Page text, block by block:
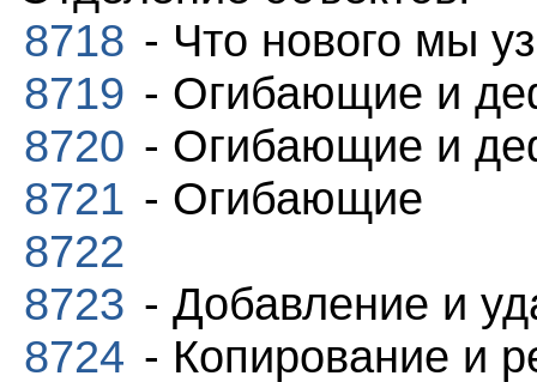
8718 - Что нового мы
8719 - Огибающие и
8720 - Огибающие и
8721 - Огибающие
8722
8723 - Добавление и
8724 - Копирование и